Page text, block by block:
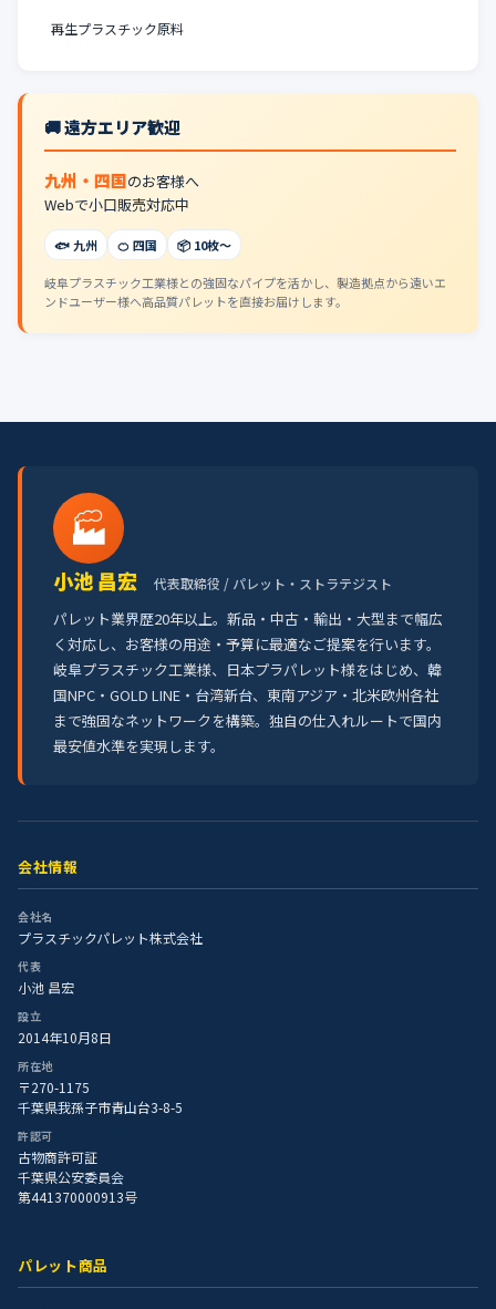
再生プラスチック原料
🚚 遠方エリア歓迎
九州・四国のお客様へ
Webで小口販売対応中
🐟 九州 🍊 四国 📦 10枚〜
岐阜プラスチック工業様との強固なパイプを活かし、製造拠点から遠いエ
ンドユーザー様へ高品質パレットを直接お届けします。
🏭
小池 昌宏 代表取締役 / パレット・ストラテジスト
パレット業界歴20年以上。新品・中古・輸出・大型まで幅広
く対応し、お客様の用途・予算に最適なご提案を行います。
岐阜プラスチック工業様、日本プラパレット様をはじめ、韓
国NPC・GOLD LINE・台湾新台、東南アジア・北米欧州各社
まで強固なネットワークを構築。独自の仕入れルートで国内
最安値水準を実現します。
会社情報
会社名
プラスチックパレット株式会社
代表
小池 昌宏
設立
2014年10月8日
所在地
〒270-1175
千葉県我孫子市青山台3-8-5
許認可
古物商許可証
千葉県公安委員会
第441370000913号
パレット商品